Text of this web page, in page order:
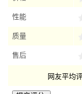
性能
质量
售后
网友平均评